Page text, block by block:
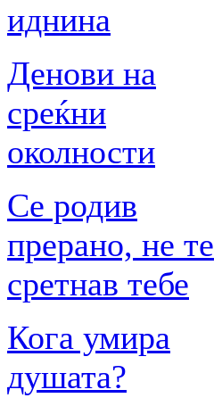
иднина
Денови на
среќни
околности
Се родив
прерано, не те
сретнав тебе
Кога умира
душата?